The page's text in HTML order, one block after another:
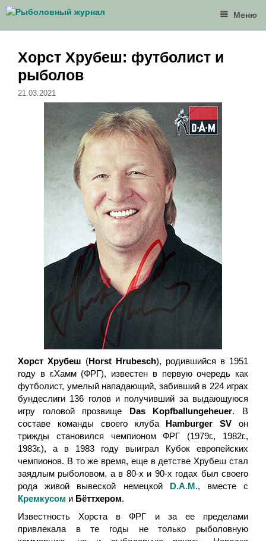
Перейти
содержимому
Меню
Хорст Хрубеш: футболист и
рыболов
21.03.2021
Хорст Хрубеш (Horst Hrubesch), родившийся в 1951
году в г.Хамм (ФРГ), известен в первую очередь как
футболист, умелый нападающий, забивший в 224 играх
бундеслиги 136 голов и получивший за выдающуюся
игру головой прозвище Das Kopfballungeheuer. В
составе команды своего клуба Hamburger SV он
трижды становился чемпионом ФРГ (1979г., 1982г.,
1983г.), а в 1983 году выиграл Кубок европейских
чемпионов. В то же время, еще в детстве Хрубеш стал
заядлым рыболовом, а в 80-х и 90-х годах был своего
рода живой вывеской немецкой D.A.M., вместе с
Кремкусом и Бёттхером.
Известность Хорста в ФРГ и за ее пределами
привлекала в те годы не только рыболовную